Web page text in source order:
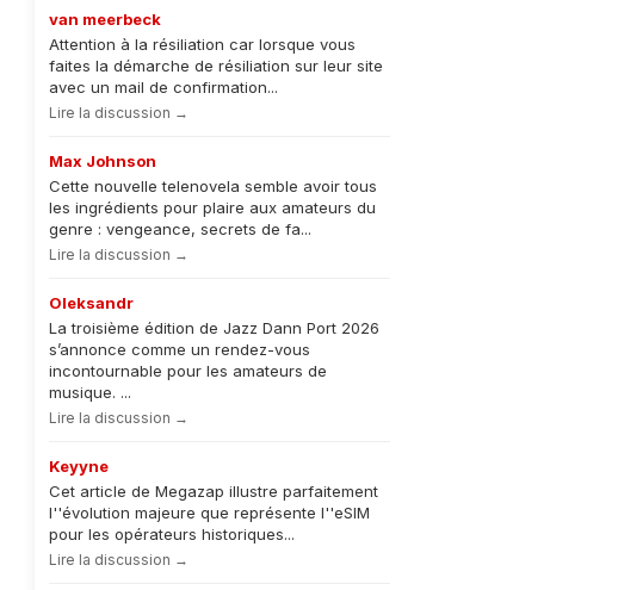
van meerbeck
Attention à la résiliation car lorsque vous
faites la démarche de résiliation sur leur site
avec un mail de confirmation...
Lire la discussion →
Max Johnson
Cette nouvelle telenovela semble avoir tous
les ingrédients pour plaire aux amateurs du
genre : vengeance, secrets de fa...
Lire la discussion →
Oleksandr
La troisième édition de Jazz Dann Port 2026
s’annonce comme un rendez-vous
incontournable pour les amateurs de
musique. ...
Lire la discussion →
Keyyne
Cet article de Megazap illustre parfaitement
l''évolution majeure que représente l''eSIM
pour les opérateurs historiques...
Lire la discussion →